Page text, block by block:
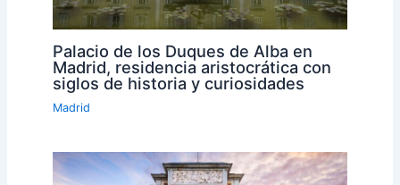
Palacio de los Duques de Alba en
Madrid, residencia aristocrática con
siglos de historia y curiosidades
Madrid